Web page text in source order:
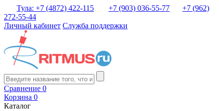
Тула: +7 (4872) 422-115 +7 (903) 036-55-77
+7 (962)
272-55-44
Личный кабинет Служба поддержки
Сравнение 0
Корзина 0
Каталог